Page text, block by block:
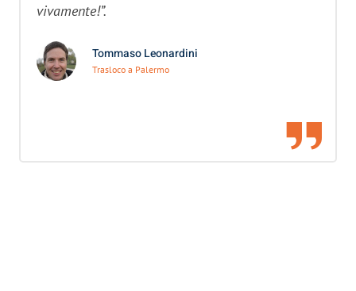
vivamente!”.
Tommaso Leonardini
Trasloco a Palermo